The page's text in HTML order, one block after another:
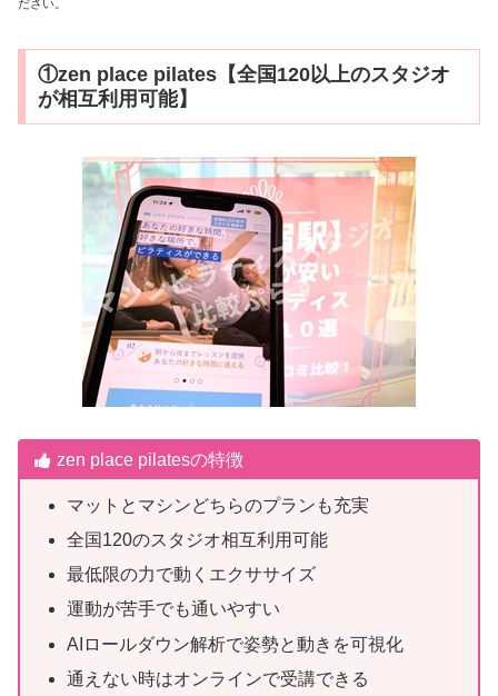
ださい。
①zen place pilates【全国120以上のスタジオ
が相互利用可能】
zen place pilatesの特徴
マットとマシンどちらのプランも充実
全国120のスタジオ相互利用可能
最低限の力で動くエクササイズ
運動が苦手でも通いやすい
AIロールダウン解析で姿勢と動きを可視化
通えない時はオンラインで受講できる